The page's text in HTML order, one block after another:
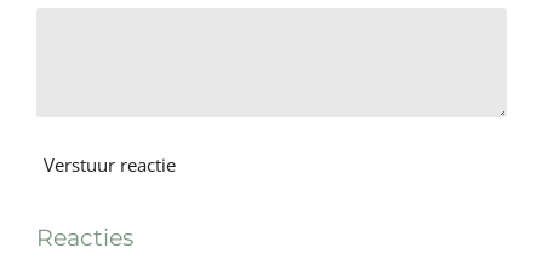
Verstuur reactie
Reacties